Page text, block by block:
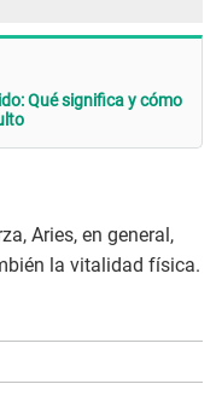
Qué significa y cómo
Aries, en general,
la vitalidad física.